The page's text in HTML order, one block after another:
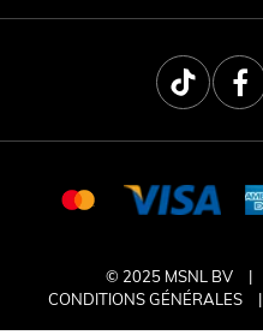
© 2025 MSNL BV
CONDITIONS GÉNÉRALES